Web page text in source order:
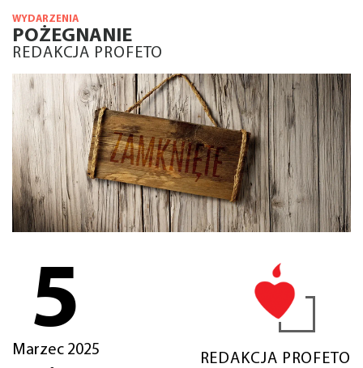
WYDARZENIA
POŻEGNANIE
REDAKCJA PROFETO
5
Marzec 2025
REDAKCJA PROFETO